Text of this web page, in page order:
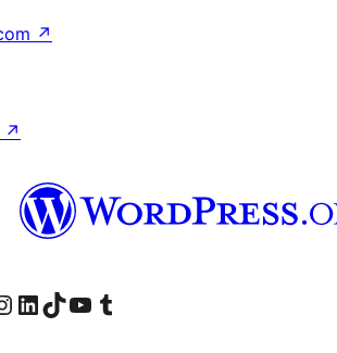
↗
↗
Threads
página do Facebook
nossa conta do Instagram
Acessar nossa conta do LinkedIn
Acessar nossa conta do TikTok
Acessar nosso canal do YouTube
Acessar nossa conta no Tumblr